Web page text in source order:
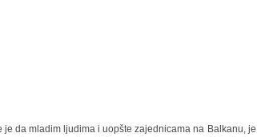
da mladim ljudima i uopšte zajednicama na Balkanu, je